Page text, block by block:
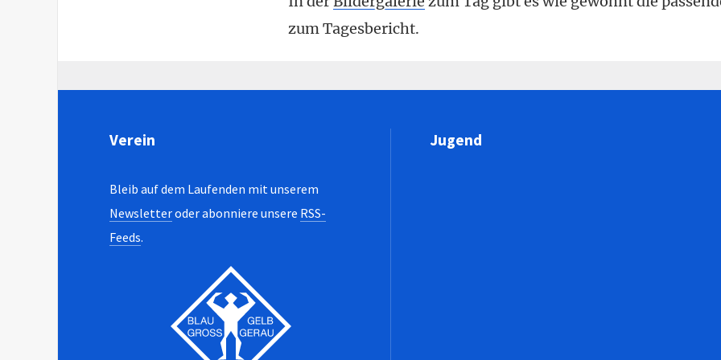
zum Tagesbericht.
Verein
Bleib auf dem Laufenden mit unserem
Newsletteroder abonniere unsere RSS-
Feeds.
Jugend